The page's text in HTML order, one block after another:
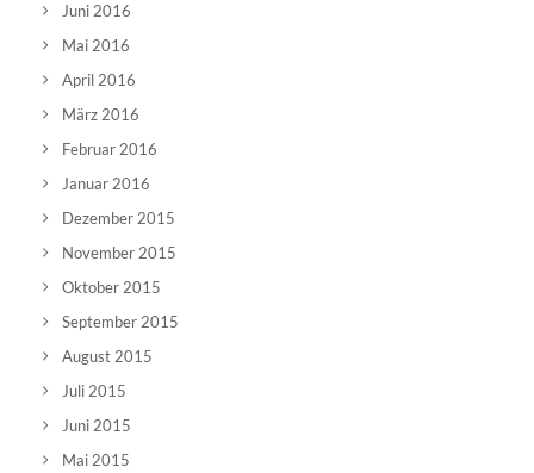
Juni 2016
Mai 2016
April 2016
März 2016
Februar 2016
Januar 2016
Dezember 2015
November 2015
Oktober 2015
September 2015
August 2015
Juli 2015
Juni 2015
Mai 2015